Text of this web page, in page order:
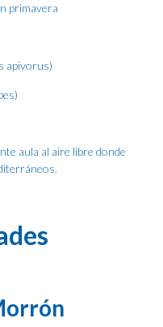
primavera
apivorus)
aula al aire libre donde